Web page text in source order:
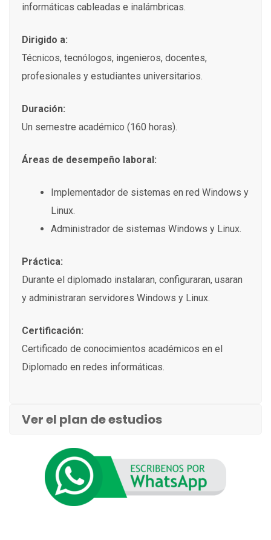
informáticas cableadas e inalámbricas.
Dirigido a:
Técnicos, tecnólogos, ingenieros, docentes,
profesionales y estudiantes universitarios.
Duración:
Un semestre académico (160 horas).
Áreas de desempeño laboral:
Implementador de sistemas en red Windows y
Linux.
Administrador de sistemas Windows y Linux.
Práctica:
Durante el diplomado instalaran, configuraran, usaran
y administraran servidores Windows y Linux.
Certificación:
Certificado de conocimientos académicos en el
Diplomado en redes informáticas.
Ver el plan de estudios